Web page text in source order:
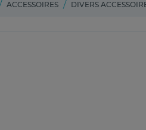
ACCESSOIRES DIVERS